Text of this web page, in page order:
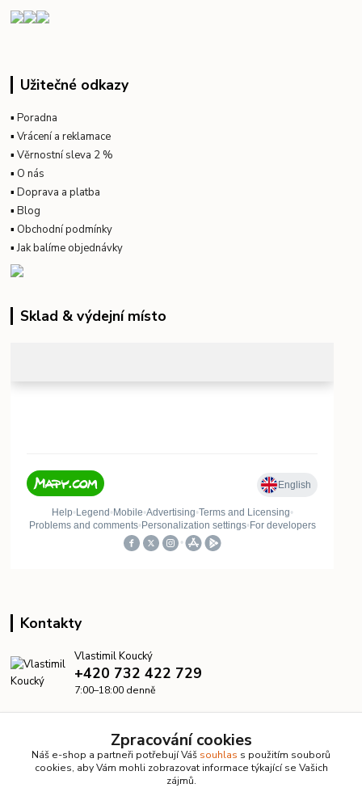
Užitečné odkazy
▪Poradna
▪Vrácení a reklamace
▪Věrnostní sleva 2 %
▪ O nás
▪Doprava a platba
▪Blog
▪ Obchodní podmínky
▪Jak balíme objednávky
Sklad & výdejní místo
Kontakty
Vlastimil Koucký
+420 732 422 729
7:00–18:00 denně
Zpracování cookies
Náš e-shop a partneři potřebují Váš souhlas s použitím souborů
cookies, aby Vám mohli zobrazovat informace týkající se Vašich
zájmů.